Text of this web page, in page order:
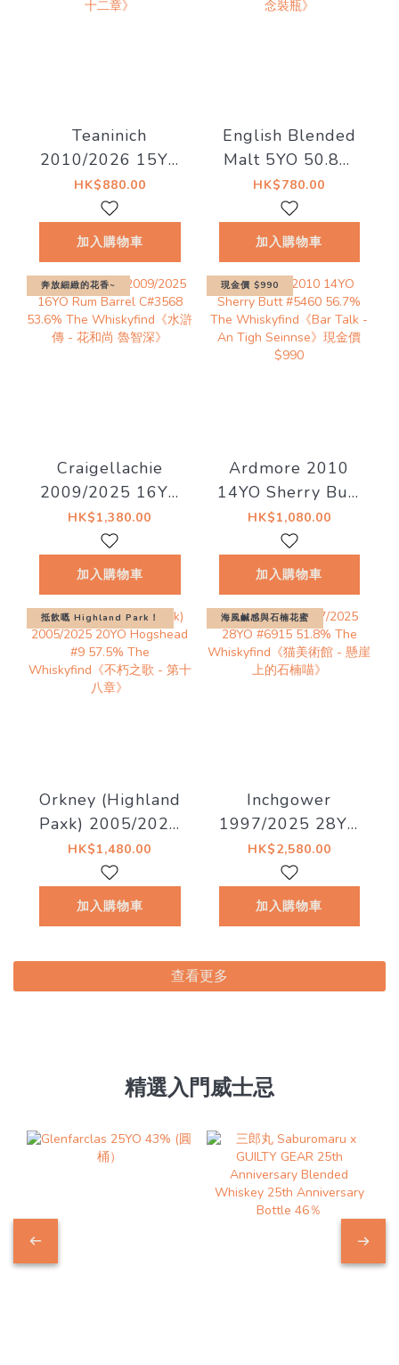
Teaninich
2010/2026 15YO
#721400 58.4%
The
Whiskyfind《不朽
HK$880.00
加入購物車
English Blended
Malt 5YO 50.8%
The
Whiskyfind《2026
秩父祭紀念裝瓶》
HK$780.00
加入購物車
奔放細緻的花香~
Craigellachie
2009/2025 16YO
Rum Barrel
C#3568 53.6%
The
傳 - 花和尚 魯智
深》
HK$1,380.00
加入購物車
現金價 $990
Ardmore 2010
14YO Sherry Butt
#5460 56.7% The
Whiskyfind《Bar
Talk - An Tigh
$990
HK$1,080.00
加入購物車
抵飲嘅 Highland Park！
Orkney (Highland
Paxk) 2005/2025
20YO Hogshead
#9 57.5% The
Whiskyfind《不朽
HK$1,480.00
加入購物車
海風鹹感與石楠花蜜
Inchgower
1997/2025 28YO
#6915 51.8% The
Whiskyfind《猫美
術館 - 懸崖上的石
HK$2,580.00
加入購物車
查看更多
精選入門威士忌